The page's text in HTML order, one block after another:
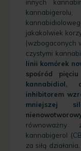
innych
jakakolwiek
(wzbogaconych
czystymi
linii komórek
spośród
kannabidiol,
inhibitorem
mniejszej
równoważny
kannabigerol
za siłą